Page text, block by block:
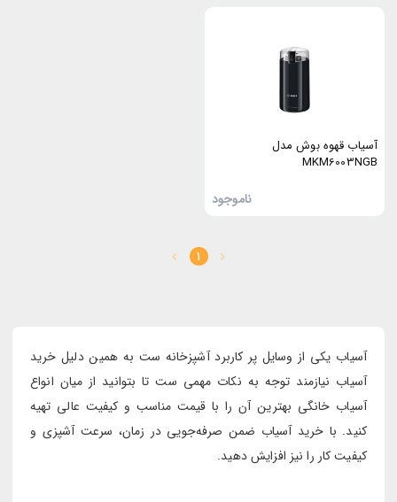
آسیاب قهوه بوش مدل
MKM6003NGB
ناموجود
1
آسیاب یکی از وسایل پر کاربرد آشپزخانه ست به همین دلیل خرید
آسیاب نیازمند توجه به نکات مهمی ست تا بتوانید از میان انواع
آسیاب خانگی بهترین آن را با قیمت مناسب و کیفیت عالی تهیه
کنید. با خرید آسیاب ضمن صرفه‌جویی در زمان، سرعت آشپزی و
کیفیت کار را نیز افزایش دهید.